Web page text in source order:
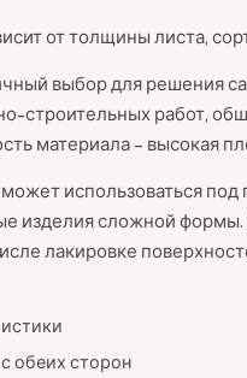
от толщины листа,
выбор для решения
строительных работ,
материала – высокая
использоваться под
изделия сложной
лакировке
обеих сторон